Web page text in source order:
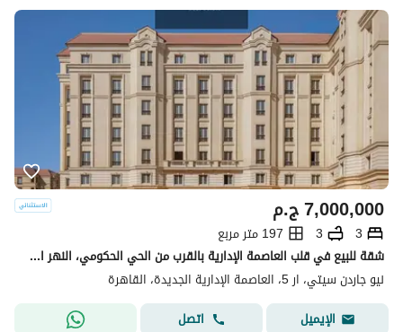
ج.م7,000,000
3
3
197 متر مربع
شقة للبيع في قلب العاصمة الإدارية بالقرب من الحي الحكومي، النهر الأخضر، مسجد مصر ومحور محمد بن زايد، بخصم كاش 50% لفترة محدودة.
نيو جاردن سيتي، ار 5، العاصمة الإدارية الجديدة، القاهرة
الإيميل
اتصل